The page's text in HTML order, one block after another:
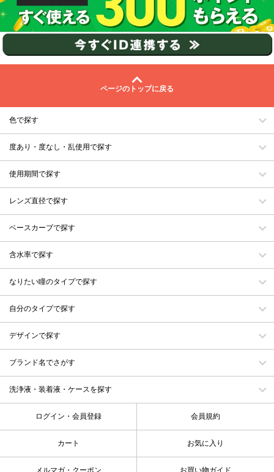
ページのトップに戻る
色で探す
度あり・度なし・乱使用で探す
使用期間で探す
レンズ直径で探す
ベースカーブで探す
含水率で探す
なりたい瞳のタイプで探す
自分のタイプで探す
デザインで探す
ブランド名でさがす
洗浄液・装着液・ケースを探す
ログイン・会員登録 会員規約
カート お気に入り